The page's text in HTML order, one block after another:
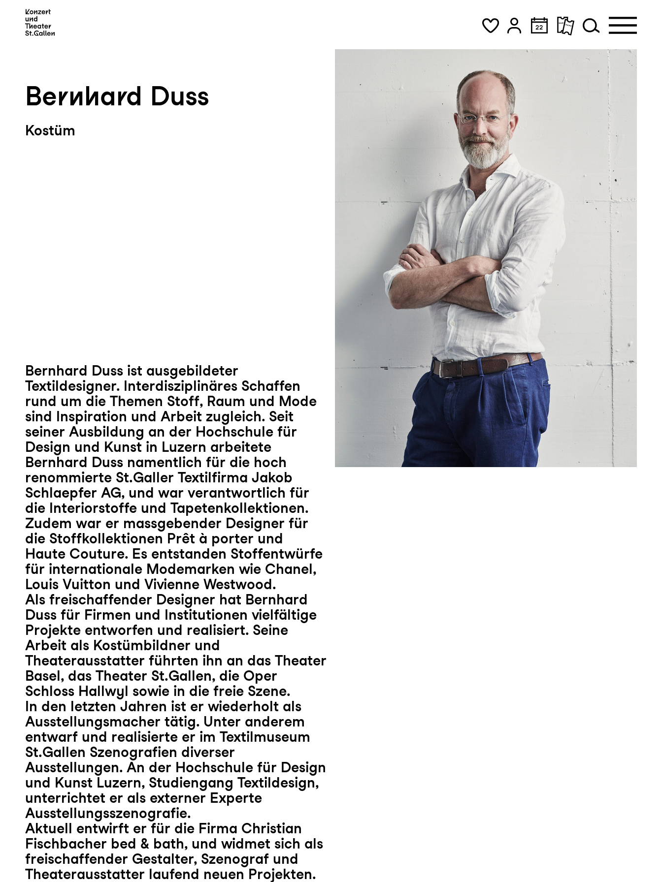
Bernhard Duss
Kostüm
Bernhard Duss ist ausgebildeter
Textildesigner. Interdisziplinäres Schaffen
rund um die Themen Stoff, Raum und Mode
sind Inspiration und Arbeit zugleich. Seit
seiner Ausbildung an der Hochschule für
Design und Kunst in Luzern arbeitete
Bernhard Duss namentlich für die hoch
renommierte St.Galler Textilfirma Jakob
Schlaepfer AG, und war verantwortlich für
die Interiorstoffe und Tapetenkollektionen.
Zudem war er massgebender Designer für
die Stoffkollektionen Prêt à porter und
Haute Couture. Es entstanden Stoffentwürfe
für internationale Modemarken wie Chanel,
Louis Vuitton und Vivienne Westwood.
Als freischaffender Designer hat Bernhard
Duss für Firmen und Institutionen vielfältige
Projekte entworfen und realisiert. Seine
Arbeit als Kostümbildner und
Theaterausstatter führten ihn an das Theater
Basel, das Theater St.Gallen, die Oper
Schloss Hallwyl sowie in die freie Szene.
In den letzten Jahren ist er wiederholt als
Ausstellungsmacher tätig. Unter anderem
entwarf und realisierte er im Textilmuseum
St.Gallen Szenografien diverser
Ausstellungen. An der Hochschule für Design
und Kunst Luzern, Studiengang Textildesign,
unterrichtet er als externer Experte
Ausstellungsszenografie.
Aktuell entwirft er für die Firma Christian
Fischbacher bed & bath, und widmet sich als
freischaffender Gestalter, Szenograf und
Theaterausstatter laufend neuen Projekten.